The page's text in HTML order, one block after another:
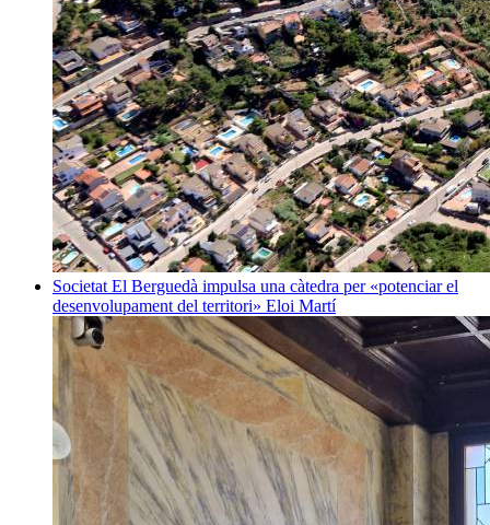
Societat El Berguedà impulsa una càtedra per «potenciar el
desenvolupament del territori» Eloi Martí